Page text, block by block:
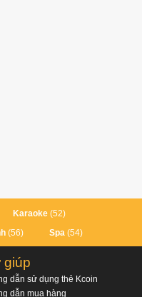
Karaoke (52)
(56) Spa (54)
giúp
dẫn sử dụng thẻ Kcoin
dẫn mua hàng